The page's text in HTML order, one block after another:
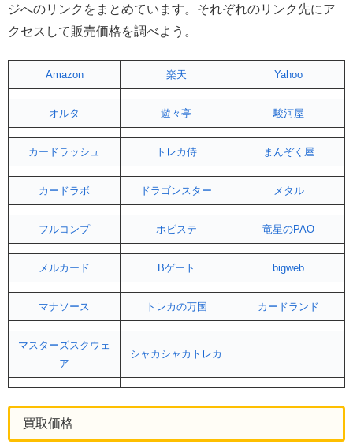
ジへのリンクをまとめています。それぞれのリンク先にア
クセスして販売価格を調べよう。
Amazon 楽天 Yahoo
オルタ 遊々亭 駿河屋
カードラッシュ トレカ侍 まんぞく屋
カードラボ ドラゴンスター メタル
フルコンプ ホビステ 竜星のPAO
メルカード Bゲート bigweb
マナソース トレカの万国 カードランド
マスターズスクウェ
ア
シャカシャカトレカ
買取価格